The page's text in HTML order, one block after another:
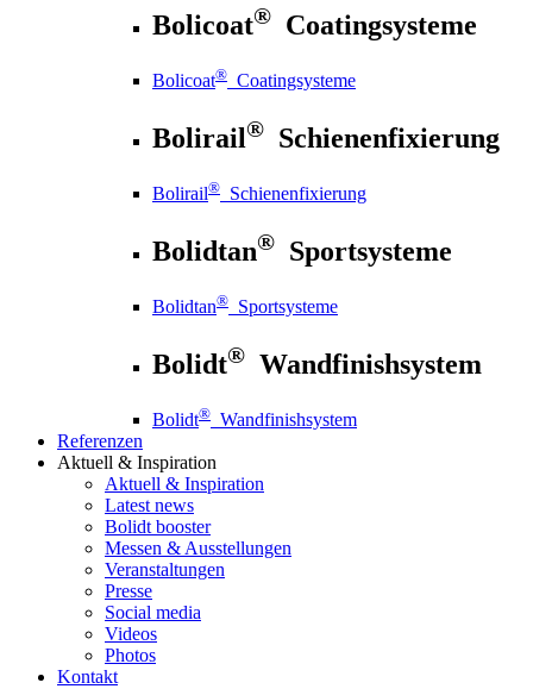
Bolicoat® Coatingsysteme
Bolicoat® Coatingsysteme
Bolirail® Schienenfixierung
Bolirail® Schienenfixierung
Bolidtan® Sportsysteme
Bolidtan® Sportsysteme
Bolidt® Wandfinishsystem
Bolidt® Wandfinishsystem
Referenzen
Aktuell & Inspiration
Aktuell & Inspiration
Latest news
Bolidt booster
Messen & Ausstellungen
Veranstaltungen
Presse
Social media
Videos
Photos
Kontakt